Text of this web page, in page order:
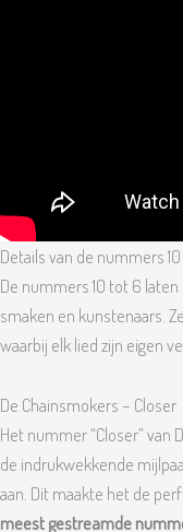
Details van de nummers
De nummers 10 tot 6
smaken en kunstenaars.
waarbij elk lied zijn eigen
De Chainsmokers – Closer
Het nummer “Closer” van
de indrukwekkende
aan. Dit maakte het de
meest gestreamde